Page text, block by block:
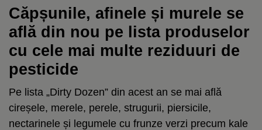
Căpșunile, afinele și murele se
află din nou pe lista produselor
cu cele mai multe reziduuri de
pesticide
Pe lista „Dirty Dozen” din acest an se mai află
cireșele, merele, perele, strugurii, piersicile,
nectarinele și legumele cu frunze verzi precum kale